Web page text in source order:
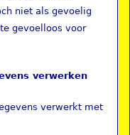
niet als gevoelig
gevoelloos voor
verwerken
verwerkt met